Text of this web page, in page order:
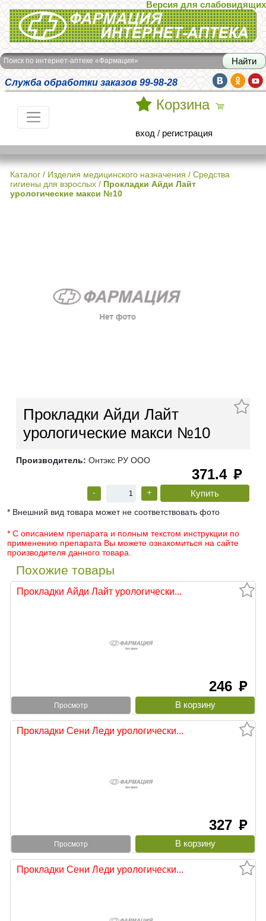
Интернет-аптека Фармация
Версия для слабовидящих
Поиск по интернет-аптеке «Фармация»
Служба обработки заказов 99-98-28
Корзина
вход / регистрация
Каталог / Изделия медицинского назначения / Средства
гигиены для взрослых / Прокладки Айди Лайт
урологические макси №10
Прокладки Айди Лайт
урологические макси №10
Производитель: Онтэкс РУ ООО
371.4 руб
- +
* Внешний вид товара может не соответствовать фото
* С описанием препарата и полным текстом инструкции по
применению препарата Вы можете ознакомиться на сайте
производителя данного товара.
Похожие товары
Прокладки Айди Лайт урологически...
246 руб
Просмотр
Прокладки Сени Леди урологически...
327 руб
Просмотр
Прокладки Сени Леди урологически...